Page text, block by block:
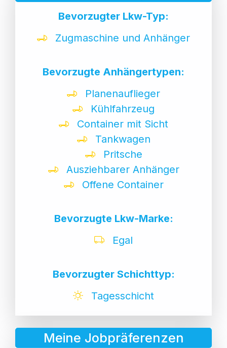
Bevorzugter Lkw-Typ:
Zugmaschine und Anhänger
Bevorzugte Anhängertypen:
Planenauflieger
Kühlfahrzeug
Container mit Sicht
Tankwagen
Pritsche
Ausziehbarer Anhänger
Offene Container
Bevorzugte Lkw-Marke:
Egal
Bevorzugter Schichttyp:
Tagesschicht
Meine Jobpräferenzen